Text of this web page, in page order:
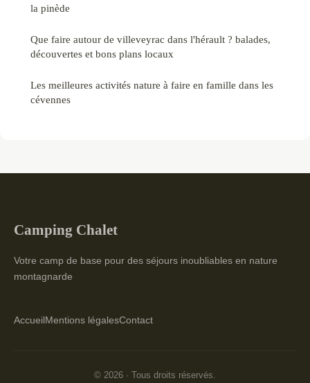
la pinède
Que faire autour de villeveyrac dans l'hérault ? balades,
découvertes et bons plans locaux
Les meilleures activités nature à faire en famille dans les
cévennes
Camping Chalet
Votre camp de base pour des séjours inoubliables en nature
montagnarde
AccueilMentions légalesContact
© 2026 · Tous droits réservés.